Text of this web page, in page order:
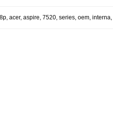
, acer, aspire, 7520, series, oem, interna,